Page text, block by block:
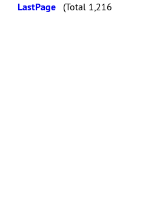
LastPage (Total 1,216